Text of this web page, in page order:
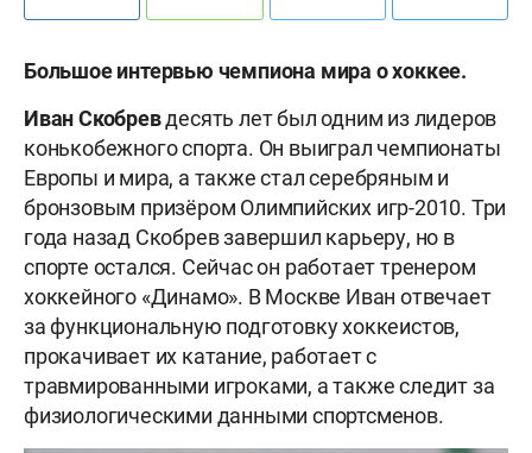
Большое интервью чемпиона мира о хоккее.
Иван Скобревдесять лет был одним из лидеров
конькобежного спорта. Он выиграл чемпионаты
Европы и мира, а также стал серебряным и
бронзовым призёром Олимпийских игр-2010. Три
года назад Скобрев завершил карьеру, но в
спорте остался. Сейчас он работает тренером
хоккейного «Динамо». В Москве Иван отвечает
за функциональную подготовку хоккеистов,
прокачивает их катание, работает с
травмированными игроками, а также следит за
физиологическими данными спортсменов.